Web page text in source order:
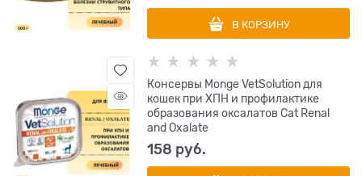
В КОРЗИНУ
Консервы Monge VetSolution для
кошек при ХПН и профилактике
образования оксалатов Cat Renal
and Oxalate
158 руб.